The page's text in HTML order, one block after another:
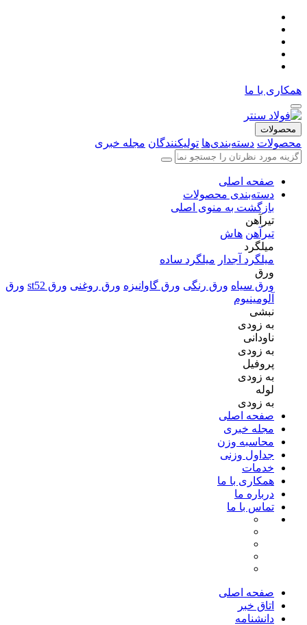
همکاری با ما
محصولات
محصولات دسته‌بندی‌ها تولیکنندگان مجله خبری
صفحه اصلی
دسته‌بندی محصولات
بازگشت به منوی اصلی
تیرآهن
تیرآهن هاش
میلگرد
میلگرد آجدار میلگرد ساده
ورق
ورق سیاه ورق رنگی ورق گاوانیزه ورق روغنی ورق st52
ورق
آلومینیوم
نبشی
به زودی
ناودانی
به زودی
پروفیل
به زودی
لوله
به زودی
صفحه اصلی
مجله خبری
محاسبه وزن
جداول وزنی
خدمات
همکاری با ما
درباره ما
تماس با ما
صفحه اصلی
اتاق خبر
دانشنامه